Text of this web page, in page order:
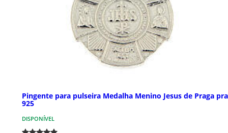
Pingente para pulseira Medalha Menino Jesus de Praga
925
DISPONÍVEL